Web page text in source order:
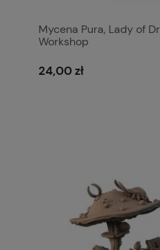
Mycena Pura, Lady of
Workshop
24,00 zł